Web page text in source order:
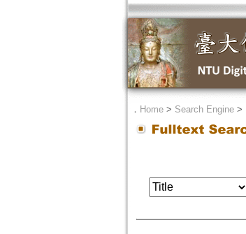
． Home> Search Engine>